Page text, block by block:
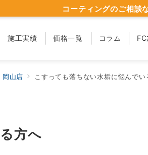
施工実績 価格一覧 コラム
コーティングのご相談
岡山店 こすっても落ちない水垢に悩んでい
方へ